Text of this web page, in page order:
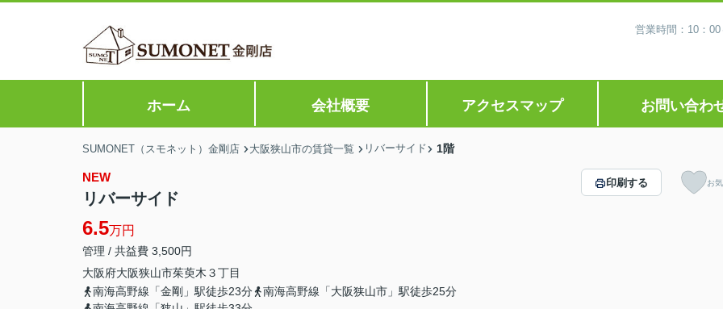
営業時間：10：
ホーム 会社概要 アクセスマップ お問い合わ
SUMONET（スモネット）金剛店 大阪狭山市の賃貸一覧 リバーサイド 1階
NEW
リバーサイド
6.5万円
管理 / 共益費 3,500円
大阪府大阪狭山市茱萸木 ３丁目
南海高野線「金剛」駅徒歩23分
南海高野線「大阪狭山市」駅徒歩25分
印刷する お